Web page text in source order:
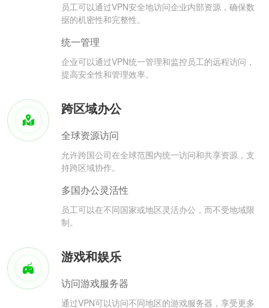
员工可以通过VPN安全地访问企业内部资源，确保数
据的机密性和完整性。
统一管理
企业可以通过VPN统一管理和监控员工的远程访问，
提高安全性和管理效率。
跨区域办公
全球资源访问
允许跨国公司在全球范围内统一访问和共享资源，支
持跨区域协作。
多国办公灵活性
员工可以在不同国家或地区灵活办公，而不受地域限
制。
游戏和娱乐
访问游戏服务器
通过VPN可以访问不同地区的游戏服务器，享受更多